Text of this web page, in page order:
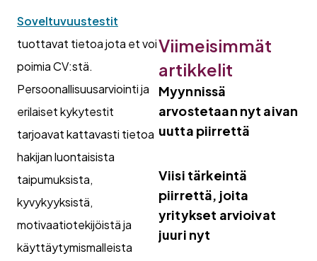
Soveltuvuustestit
tuottavat tietoa jota et voi
poimia CV:stä.
Persoonallisuusarviointi ja
erilaiset kykytestit
tarjoavat kattavasti tietoa
hakijan luontaisista
taipumuksista,
kyvykyyksistä,
motivaatiotekijöistä ja
käyttäytymismalleista
Viimeisimmät
artikkelit
Myynnissä
arvostetaan nyt aivan
uutta piirrettä
Viisi tärkeintä
piirrettä, joita
yritykset arvioivat
juuri nyt